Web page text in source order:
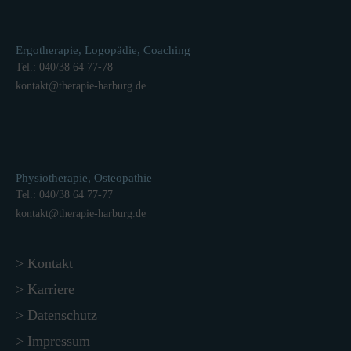
Ergotherapie, Logopädie, Coaching
Tel.: 040/38 64 77-78
kontakt@therapie-harburg.de
Physiotherapie, Osteopathie
Tel.: 040/38 64 77-77
kontakt@therapie-harburg.de
> Kontakt
> Karriere
> Datenschutz
> Impressum